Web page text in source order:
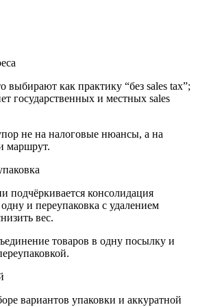
выбирают как практику “без sales tax”;
государственных и местных sales
не на налоговые нюансы, а на
маршрут.
подчёркивается консолидация
и переупаковка с удалением
вес.
товаров в одну посылку и
вариантов упаковки и аккуратной